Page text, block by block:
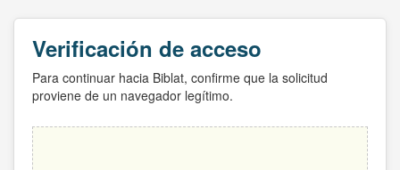
Verificación de acceso
Para continuar hacia Biblat, confirme que la solicitud
proviene de un navegador legítimo.